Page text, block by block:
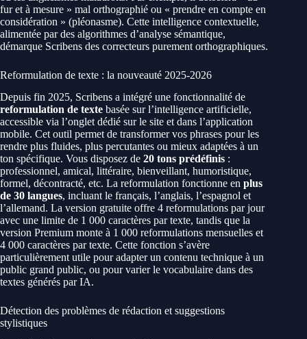
fur et à mesure » mal orthographié ou « prendre en compte en
considération » (pléonasme). Cette intelligence contextuelle,
alimentée par des algorithmes d’analyse sémantique,
démarque Scribens des correcteurs purement orthographiques.
Reformulation de texte : la nouveauté 2025-2026
Depuis fin 2025, Scribens a intégré une fonctionnalité de
reformulation de texte basée sur l’intelligence artificielle,
accessible via l’onglet dédié sur le site et dans l’application
mobile. Cet outil permet de transformer vos phrases pour les
rendre plus fluides, plus percutantes ou mieux adaptées à un
ton spécifique. Vous disposez de 20 tons prédéfinis :
professionnel, amical, littéraire, bienveillant, humoristique,
formel, décontracté, etc. La reformulation fonctionne en plus
de 30 langues, incluant le français, l’anglais, l’espagnol et
l’allemand. La version gratuite offre 4 reformulations par jour
avec une limite de 1 000 caractères par texte, tandis que la
version Premium monte à 1 000 reformulations mensuelles et
4 000 caractères par texte. Cette fonction s’avère
particulièrement utile pour adapter un contenu technique à un
public grand public, ou pour varier le vocabulaire dans des
textes générés par IA.
Détection des problèmes de rédaction et suggestions
stylistiques